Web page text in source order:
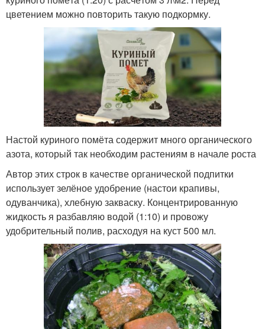
цветением можно повторить такую подкормку.
Настой куриного помёта содержит много органического
азота, который так необходим растениям в начале роста
Автор этих строк в качестве органической подпитки
использует зелёное удобрение (настои крапивы,
одуванчика), хлебную закваску. Концентрированную
жидкость я разбавляю водой (1:10) и провожу
удобрительный полив, расходуя на куст 500 мл.